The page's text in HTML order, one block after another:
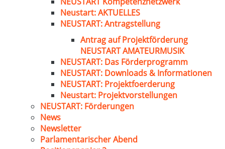
Neustart: AKTUELLES
NEUSTART: Antragstellung
Antrag auf Projektförderung
NEUSTART AMATEURMUSIK
NEUSTART: Das Förderprogramm
NEUSTART: Downloads & Informationen
NEUSTART: Projektfoerderung
Neustart: Projektvorstellungen
NEUSTART: Förderungen
News
Newsletter
Parlamentarischer Abend